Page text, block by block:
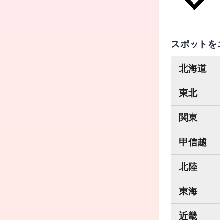
スポット
北海道
東北
関東
甲信越
北陸
東海
近畿